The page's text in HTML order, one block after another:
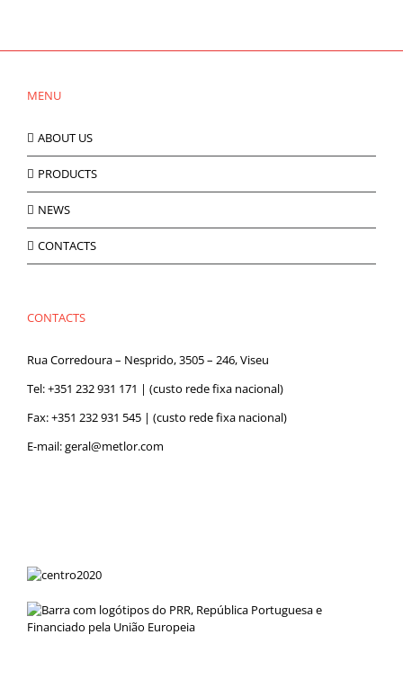
MENU
ABOUT US
PRODUCTS
NEWS
CONTACTS
CONTACTS
Rua Corredoura – Nesprido, 3505 – 246, Viseu
Tel:+351 232 931 171 | (custo rede fixa nacional)
Fax: +351 232 931 545 | (custo rede fixa nacional)
E-mail:geral@metlor.com